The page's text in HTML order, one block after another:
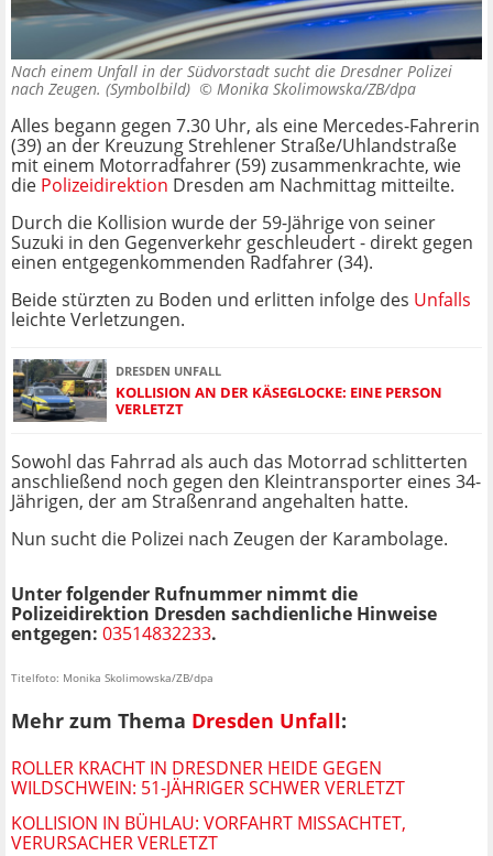
Nach einem Unfall in der Südvorstadt sucht die Dresdner Polizei
nach Zeugen. (Symbolbild) © Monika Skolimowska/ZB/dpa
Alles begann gegen 7.30 Uhr, als eine Mercedes-Fahrerin
(39) an der Kreuzung Strehlener Straße/Uhlandstraße
mit einem Motorradfahrer (59) zusammenkrachte, wie
die Polizeidirektion Dresden am Nachmittag mitteilte.
Durch die Kollision wurde der 59-Jährige von seiner
Suzuki in den Gegenverkehr geschleudert - direkt gegen
einen entgegenkommenden Radfahrer (34).
Beide stürzten zu Boden und erlitten infolge des Unfalls
leichte Verletzungen.
DRESDEN UNFALL
KOLLISION AN DER KÄSEGLOCKE: EINE PERSON
VERLETZT
Sowohl das Fahrrad als auch das Motorrad schlitterten
anschließend noch gegen den Kleintransporter eines 34-
Jährigen, der am Straßenrand angehalten hatte.
Nun sucht die Polizei nach Zeugen der Karambolage.
Unter folgender Rufnummer nimmt die
Polizeidirektion Dresden sachdienliche Hinweise
entgegen: 03514832233.
Titelfoto: Monika Skolimowska/ZB/dpa
Mehr zum Thema Dresden Unfall:
ROLLER KRACHT IN DRESDNER HEIDE GEGEN
WILDSCHWEIN: 51-JÄHRIGER SCHWER VERLETZT
KOLLISION IN BÜHLAU: VORFAHRT MISSACHTET,
VERURSACHER VERLETZT